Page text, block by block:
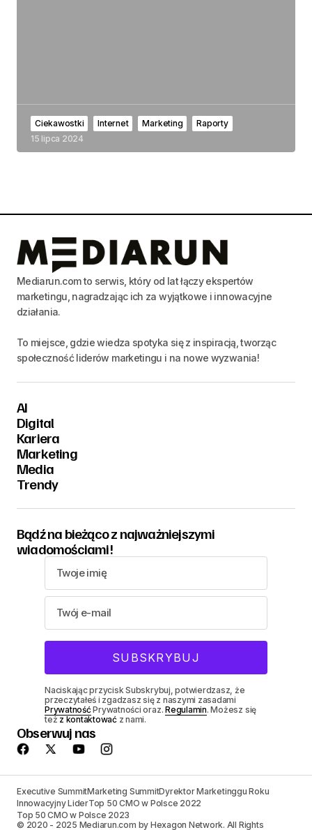
Ciekawostki Internet Marketing
Raporty
15 lipca 2024
Mediarun.com to serwis, który od lat łączy ekspertów
marketingu, nagradzając ich za wyjątkowe i innowacyjne
działania.
To miejsce, gdzie wiedza spotyka się z inspiracją, tworząc
społeczność liderów marketingu i na nowe wyzwania!
AI
Digital
Kariera
Marketing
Media
Trendy
Bądź na bieżąco z najważniejszymi
wiadomościami!
Naciskając przycisk Subskrybuj, potwierdzasz, że
przeczytałeś i zgadzasz się z naszymi zasadami
PrywatnośćPrywatności oraz.Regulamin. Możesz się
też z kontaktowaćz nami.
Obserwuj nas
Executive SummitMarketing SummitDyrektor Marketinggu Roku
Innowacyjny LiderTop 50 CMO w Polsce 2022
Top 50 CMO w Polsce 2023
© 2020 - 2025 Mediarun.com by Hexagon Network. All Rights